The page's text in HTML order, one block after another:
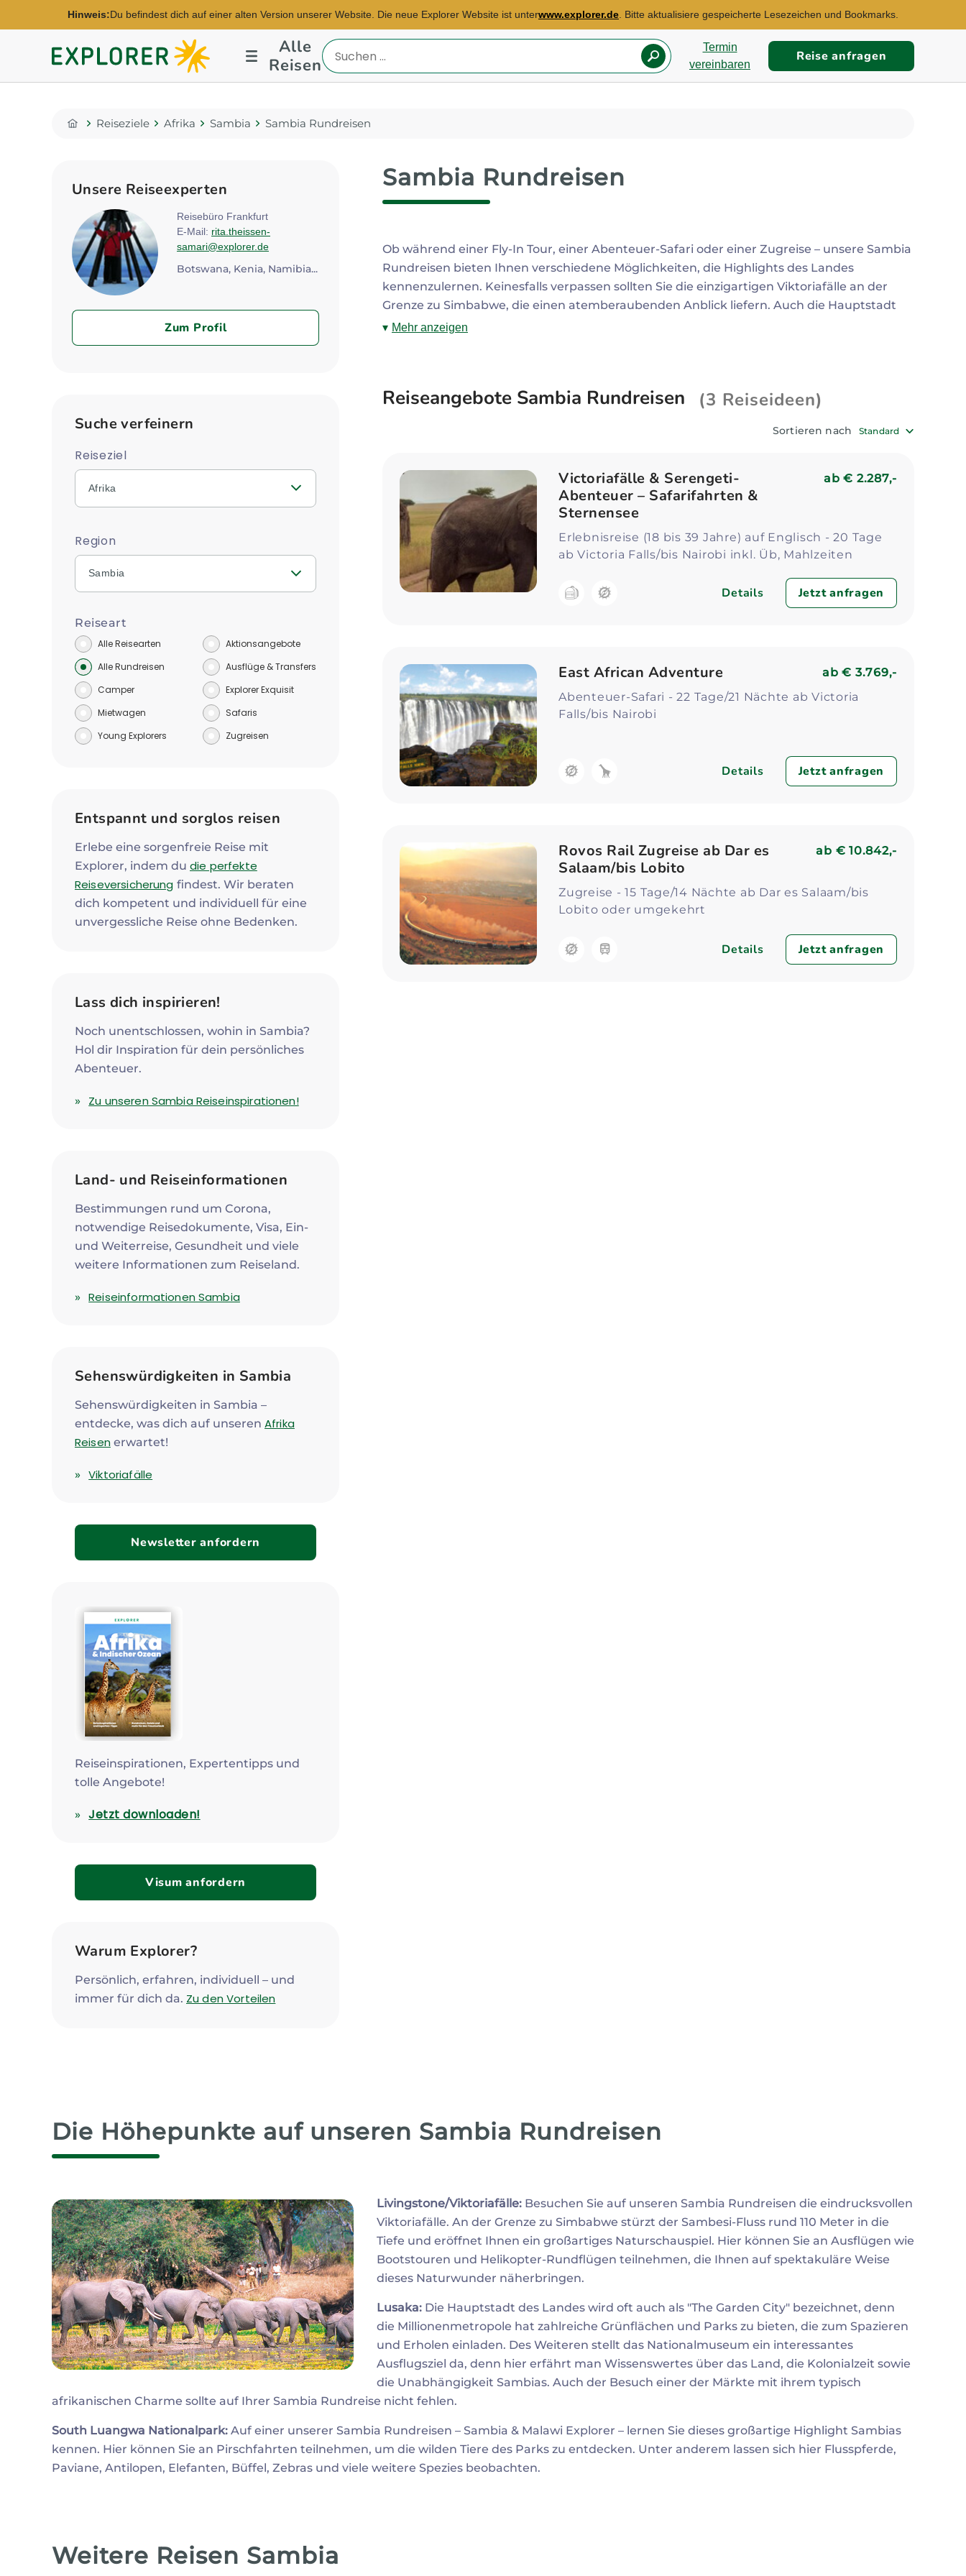
Hinweis:Du befindest dich auf einer alten Version unserer Website. Die neue Explorer Website ist unterwww.explorer.de . Bitte aktualisiere gespeicherte Lesezeichen und Bookmarks.
Explorer
Fernreisen
Alle
Reisen
Reiseland
eingeben
Termin
vereinbaren
Reise anfragen
Home
Reiseziele Afrika Sambia Sambia Rundreisen
Sambia Rundreisen
Ob während einer Fly-In Tour, einer Abenteuer-Safari oder einer Zugreise – unsere Sambia
Rundreisen bieten Ihnen verschiedene Möglichkeiten, die Highlights des Landes
kennenzulernen. Keinesfalls verpassen sollten Sie die einzigartigen Viktoriafälle an der
Grenze zu Simbabwe, die einen atemberaubenden Anblick liefern. Auch die Hauptstadt
Lusaka ist einen Besuch wert und im South Luangwa Nationalpark erwarten Sie wilde
Mehr anzeigen
Reiseangebote Sambia Rundreisen (3 Reiseideen)
Sortieren nach Standard
Victoriafälle & Serengeti-
Abenteuer – Safarifahrten &
Sternensee
ab€ 2.287,-
Erlebnisreise (18 bis 39 Jahre) auf Englisch - 20 Tage
ab Victoria Falls/bis Nairobi inkl. Üb, Mahlzeiten
Details Jetzt anfragen
East African Adventure ab€ 3.769,-
Abenteuer-Safari - 22 Tage/21 Nächte ab Victoria
Falls/bis Nairobi
Details Jetzt anfragen
Rovos Rail Zugreise ab Dar es
Salaam/bis Lobito
ab € 10.842,-
Zugreise - 15 Tage/14 Nächte ab Dar es Salaam/bis
Lobito oder umgekehrt
Details Jetzt anfragen
Unsere Reiseexperten
Reisebüro Frankfurt
E-Mail: rita.theissen-
samari@explorer.de
Botswana, Kenia, Namibia...
Zum Profil
Suche verfeinern
Reiseziel
Afrika
Region
Sambia
Reiseart
Alle Reisearten
Aktionsangebote
Alle Rundreisen
Ausflüge & Transfers
Camper
Explorer Exquisit
Mietwagen
Safaris
Young Explorers
Zugreisen
Entspannt und sorglos reisen
Erlebe eine sorgenfreie Reise mit
Explorer, indem du die perfekte
Reiseversicherung findest. Wir beraten
dich kompetent und individuell für eine
unvergessliche Reise ohne Bedenken.
Lass dich inspirieren!
Noch unentschlossen, wohin in Sambia?
Hol dir Inspiration für dein persönliches
Abenteuer.
Zu unseren Sambia Reiseinspirationen!
Land- und Reiseinformationen
Bestimmungen rund um Corona,
notwendige Reisedokumente, Visa, Ein-
und Weiterreise, Gesundheit und viele
weitere Informationen zum Reiseland.
Reiseinformationen Sambia
Sehenswürdigkeiten in Sambia
Sehenswürdigkeiten in Sambia –
entdecke, was dich auf unseren Afrika
Reisenerwartet!
Viktoriafälle
Newsletter anfordern
Reiseinspirationen, Expertentipps und
tolle Angebote!
Jetzt downloaden!
Visum anfordern
Warum Explorer?
Persönlich, erfahren, individuell – und
immer für dich da. Zu den Vorteilen
Die Höhepunkte auf unseren Sambia Rundreisen
Livingstone/Viktoriafälle: Besuchen Sie auf unseren Sambia Rundreisen die eindrucksvollen
Viktoriafälle. An der Grenze zu Simbabwe stürzt der Sambesi-Fluss rund 110 Meter in die
Tiefe und eröffnet Ihnen ein großartiges Naturschauspiel. Hier können Sie an Ausflügen wie
Bootstouren und Helikopter-Rundflügen teilnehmen, die Ihnen auf spektakuläre Weise
dieses Naturwunder näherbringen.
Lusaka: Die Hauptstadt des Landes wird oft auch als "The Garden City" bezeichnet, denn
die Millionenmetropole hat zahlreiche Grünflächen und Parks zu bieten, die zum Spazieren
und Erholen einladen. Des Weiteren stellt das Nationalmuseum ein interessantes
Ausflugsziel da, denn hier erfährt man Wissenswertes über das Land, die Kolonialzeit sowie
die Unabhängigkeit Sambias. Auch der Besuch einer der Märkte mit ihrem typisch
afrikanischen Charme sollte auf Ihrer Sambia Rundreise nicht fehlen.
South Luangwa Nationalpark: Auf einer unserer Sambia Rundreisen – Sambia & Malawi Explorer – lernen Sie dieses großartige Highlight Sambias
kennen. Hier können Sie an Pirschfahrten teilnehmen, um die wilden Tiere des Parks zu entdecken. Unter anderem lassen sich hier Flusspferde,
Paviane, Antilopen, Elefanten, Büffel, Zebras und viele weitere Spezies beobachten.
Weitere Reisen Sambia